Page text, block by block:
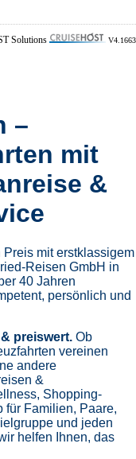
Solutions V4.1663
–
mit
&
mit erstklassigem
Reisen GmbH in
40 Jahren
persönlich und
preiswert. Ob
vereinen
andere
&
Shopping-
für Familien, Paare,
und jeden
helfen Ihnen, das